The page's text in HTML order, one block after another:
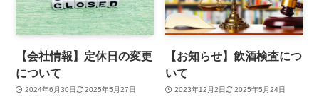
【会社情報】定休日の変更
について
2024年6月30日 2025年5月27日
【お知らせ】飲酒検査につ
いて
2023年12月2日 2025年5月24日